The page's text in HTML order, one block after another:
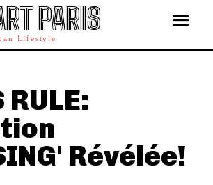
PARIS
Lifestyle
RULE:
Révélée!